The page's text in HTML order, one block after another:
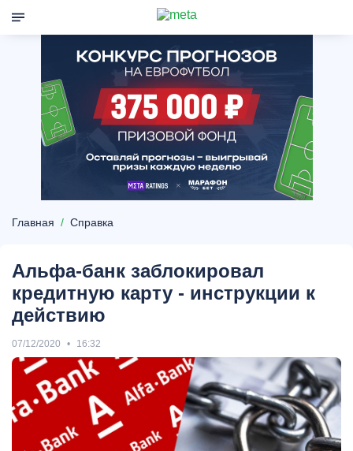
Главная Справка
Альфа-банк заблокировал
кредитную карту - инструкции к
действию
07/12/2020 16:32